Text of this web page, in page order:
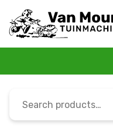
Search